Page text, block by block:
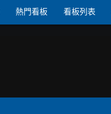
熱門看板 看板列表